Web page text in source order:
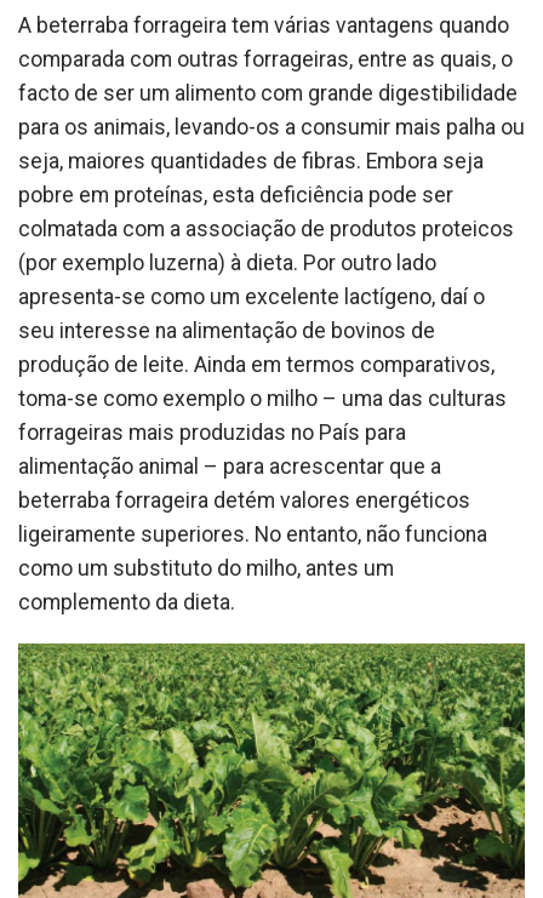
A beterraba forrageira tem várias vantagens quando
comparada com outras forrageiras, entre as quais, o
facto de ser um alimento com grande digestibilidade
para os animais, levando-os a consumir mais palha ou
seja, maiores quantidades de fibras. Embora seja
pobre em proteínas, esta deficiência pode ser
colmatada com a associação de produtos proteicos
(por exemplo luzerna) à dieta. Por outro lado
apresenta-se como um excelente lactígeno, daí o
seu interesse na alimentação de bovinos de
produção de leite. Ainda em termos comparativos,
toma-se como exemplo o milho – uma das culturas
forrageiras mais produzidas no País para
alimentação animal – para acrescentar que a
beterraba forrageira detém valores energéticos
ligeiramente superiores. No entanto, não funciona
como um substituto do milho, antes um
complemento da dieta.